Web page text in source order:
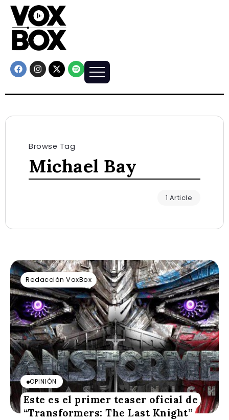
Browse Tag
Michael Bay
1 Article
Redacción VoxBox
OPINIÓN
Este es el primer teaser oficial de
“Transformers: The Last Knight”